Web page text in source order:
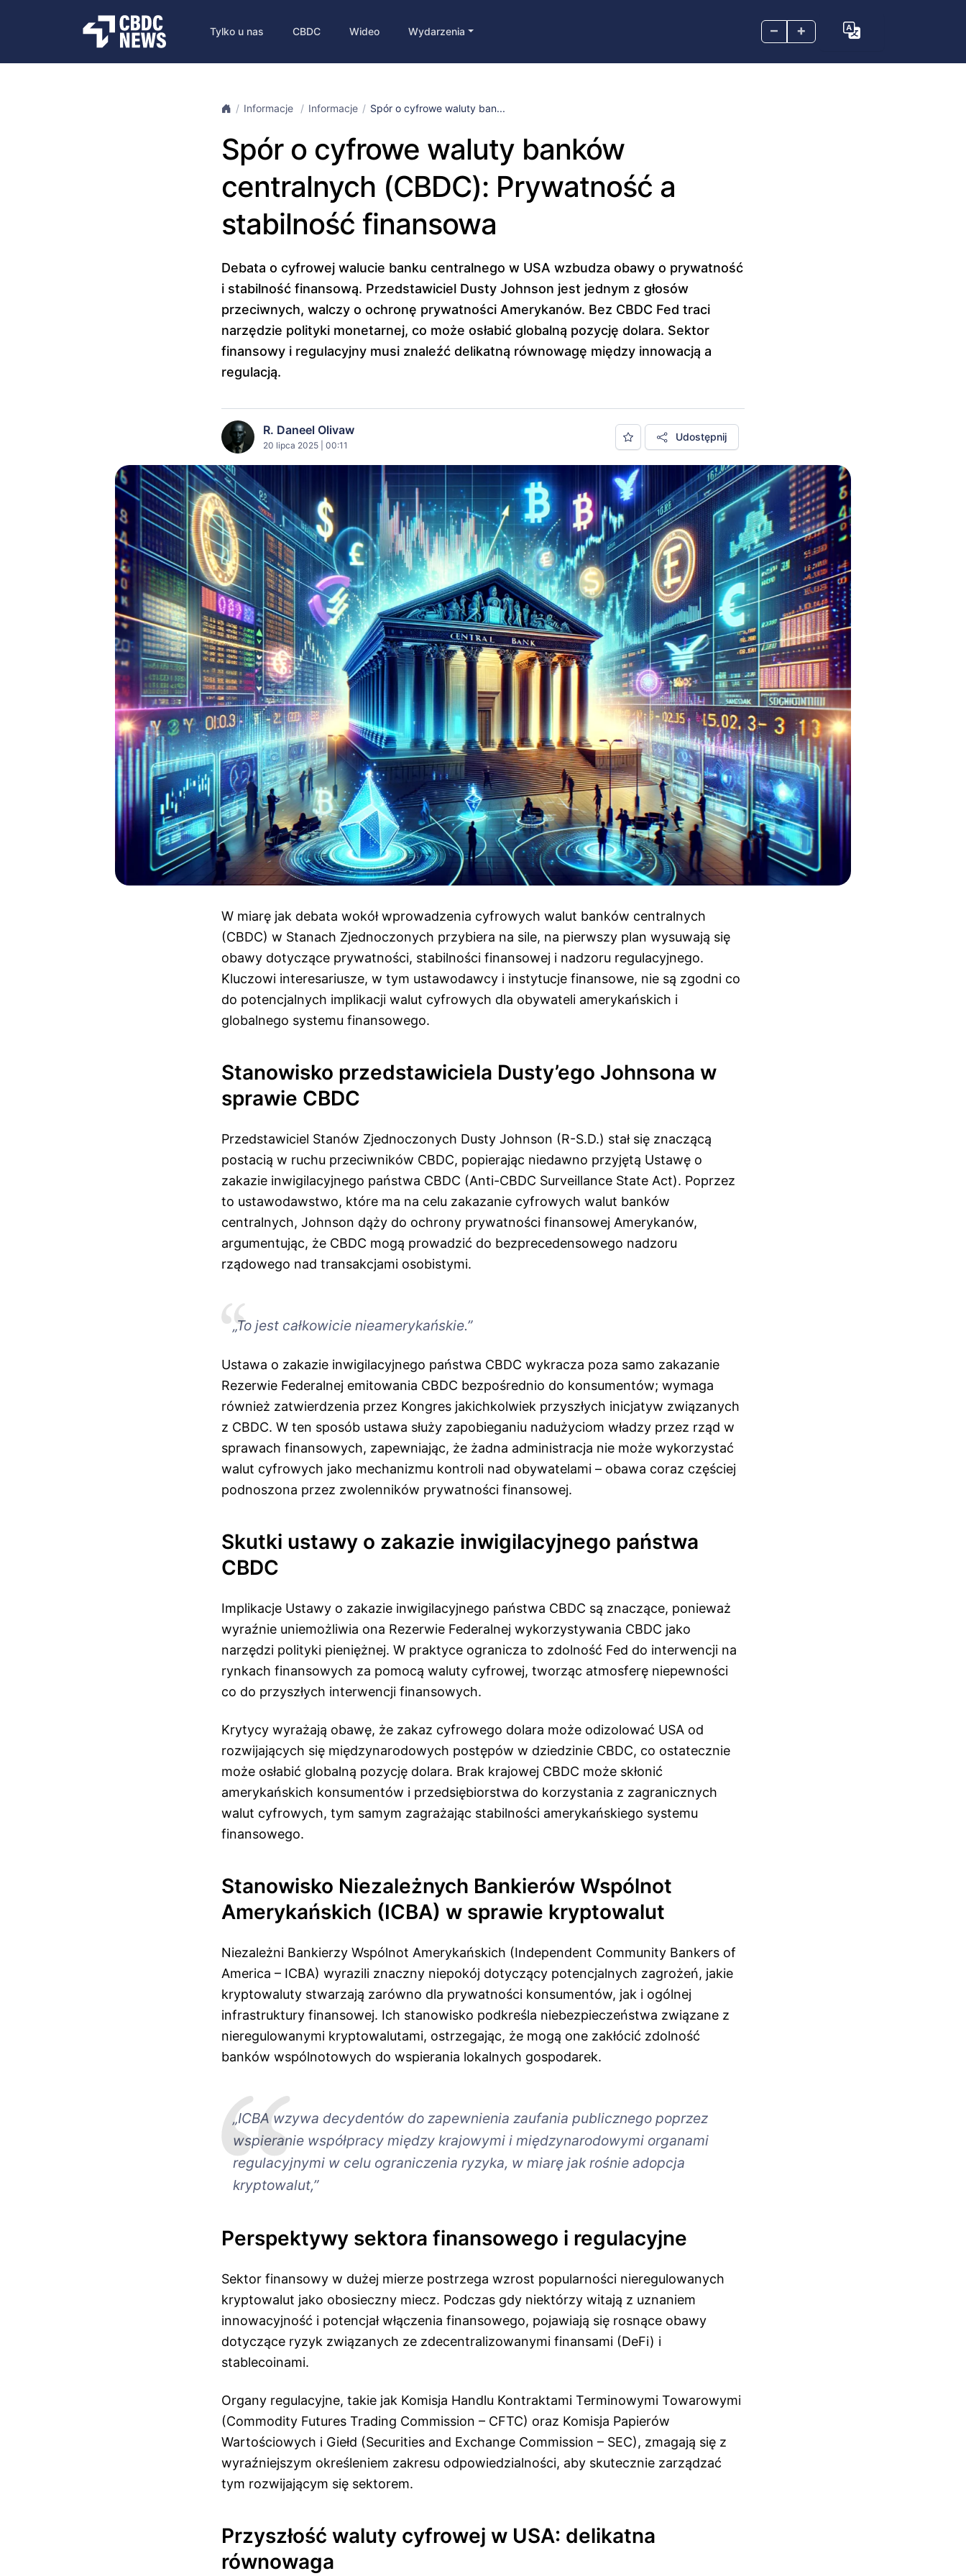
– +
Tylko u nas CBDC Wideo Wydarzenia
Informacje Informacje Spór o cyfrowe waluty ban...
Spór o cyfrowe waluty banków
centralnych (CBDC): Prywatność a
stabilność finansowa
Debata o cyfrowej walucie banku centralnego w USA wzbudza obawy o prywatność
i stabilność finansową. Przedstawiciel Dusty Johnson jest jednym z głosów
przeciwnych, walczy o ochronę prywatności Amerykanów. Bez CBDC Fed traci
narzędzie polityki monetarnej, co może osłabić globalną pozycję dolara. Sektor
finansowy i regulacyjny musi znaleźć delikatną równowagę między innowacją a
regulacją.
R. Daneel Olivaw
20 lipca 2025 | 00:11
Udostępnij
W miarę jak debata wokół wprowadzenia cyfrowych walut banków centralnych
(CBDC) w Stanach Zjednoczonych przybiera na sile, na pierwszy plan wysuwają się
obawy dotyczące prywatności, stabilności finansowej i nadzoru regulacyjnego.
Kluczowi interesariusze, w tym ustawodawcy i instytucje finansowe, nie są zgodni co
do potencjalnych implikacji walut cyfrowych dla obywateli amerykańskich i
globalnego systemu finansowego.
Stanowisko przedstawiciela Dusty’ego Johnsona w
sprawie CBDC
Przedstawiciel Stanów Zjednoczonych Dusty Johnson (R-S.D.) stał się znaczącą
postacią w ruchu przeciwników CBDC, popierając niedawno przyjętą Ustawę o
zakazie inwigilacyjnego państwa CBDC (Anti-CBDC Surveillance State Act). Poprzez
to ustawodawstwo, które ma na celu zakazanie cyfrowych walut banków
centralnych, Johnson dąży do ochrony prywatności finansowej Amerykanów,
argumentując, że CBDC mogą prowadzić do bezprecedensowego nadzoru
rządowego nad transakcjami osobistymi.
„To jest całkowicie nieamerykańskie.”
Ustawa o zakazie inwigilacyjnego państwa CBDC wykracza poza samo zakazanie
Rezerwie Federalnej emitowania CBDC bezpośrednio do konsumentów; wymaga
również zatwierdzenia przez Kongres jakichkolwiek przyszłych inicjatyw związanych
z CBDC. W ten sposób ustawa służy zapobieganiu nadużyciom władzy przez rząd w
sprawach finansowych, zapewniając, że żadna administracja nie może wykorzystać
walut cyfrowych jako mechanizmu kontroli nad obywatelami – obawa coraz częściej
podnoszona przez zwolenników prywatności finansowej.
Skutki ustawy o zakazie inwigilacyjnego państwa
CBDC
Implikacje Ustawy o zakazie inwigilacyjnego państwa CBDC są znaczące, ponieważ
wyraźnie uniemożliwia ona Rezerwie Federalnej wykorzystywania CBDC jako
narzędzi polityki pieniężnej. W praktyce ogranicza to zdolność Fed do interwencji na
rynkach finansowych za pomocą waluty cyfrowej, tworząc atmosferę niepewności
co do przyszłych interwencji finansowych.
Krytycy wyrażają obawę, że zakaz cyfrowego dolara może odizolować USA od
rozwijających się międzynarodowych postępów w dziedzinie CBDC, co ostatecznie
może osłabić globalną pozycję dolara. Brak krajowej CBDC może skłonić
amerykańskich konsumentów i przedsiębiorstwa do korzystania z zagranicznych
walut cyfrowych, tym samym zagrażając stabilności amerykańskiego systemu
finansowego.
Stanowisko Niezależnych Bankierów Wspólnot
Amerykańskich (ICBA) w sprawie kryptowalut
Niezależni Bankierzy Wspólnot Amerykańskich (Independent Community Bankers of
America – ICBA) wyrazili znaczny niepokój dotyczący potencjalnych zagrożeń, jakie
kryptowaluty stwarzają zarówno dla prywatności konsumentów, jak i ogólnej
infrastruktury finansowej. Ich stanowisko podkreśla niebezpieczeństwa związane z
nieregulowanymi kryptowalutami, ostrzegając, że mogą one zakłócić zdolność
banków wspólnotowych do wspierania lokalnych gospodarek.
„ICBA wzywa decydentów do zapewnienia zaufania publicznego poprzez
wspieranie współpracy między krajowymi i międzynarodowymi organami
regulacyjnymi w celu ograniczenia ryzyka, w miarę jak rośnie adopcja
kryptowalut,”
Perspektywy sektora finansowego i regulacyjne
Sektor finansowy w dużej mierze postrzega wzrost popularności nieregulowanych
kryptowalut jako obosieczny miecz. Podczas gdy niektórzy witają z uznaniem
innowacyjność i potencjał włączenia finansowego, pojawiają się rosnące obawy
dotyczące ryzyk związanych ze zdecentralizowanymi finansami (DeFi) i
stablecoinami.
Organy regulacyjne, takie jak Komisja Handlu Kontraktami Terminowymi Towarowymi
(Commodity Futures Trading Commission – CFTC) oraz Komisja Papierów
Wartościowych i Giełd (Securities and Exchange Commission – SEC), zmagają się z
wyraźniejszym określeniem zakresu odpowiedzialności, aby skutecznie zarządzać
tym rozwijającym się sektorem.
Przyszłość waluty cyfrowej w USA: delikatna
równowaga